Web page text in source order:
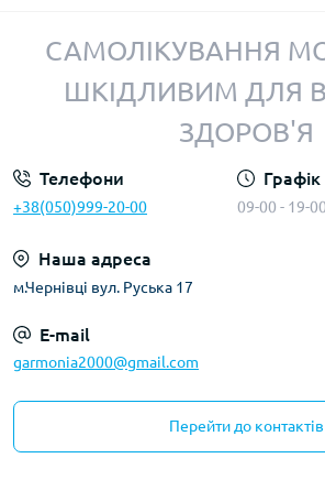
САМОЛІКУВАННЯ
ШКІДЛИВИМ ДЛЯ
ЗДОРОВ'Я
Телефони
+38(050)999-20-00 09-00 - 19-00
Наша адреса
м.Чернівці вул. Руська 17
E-mail
garmonia2000@gmail.com
Перейти до контактів